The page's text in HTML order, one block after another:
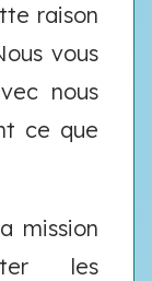
raison
vous
nous
ce que
mission
les